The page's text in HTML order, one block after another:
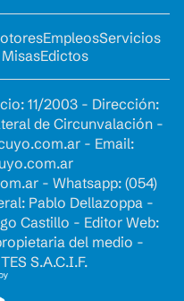
EmpleosServicios
Edictos
11/2003 - Dirección:
de Circunvalación -
- Email:
- Whatsapp: (054)
Pablo Dellazoppa -
Castillo - Editor Web:
del medio -
S.A.C.I.F.